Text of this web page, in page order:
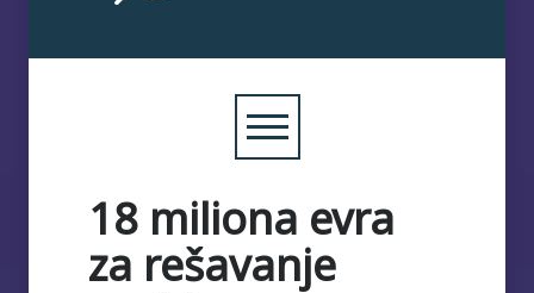
18 miliona evra
za rešavanje